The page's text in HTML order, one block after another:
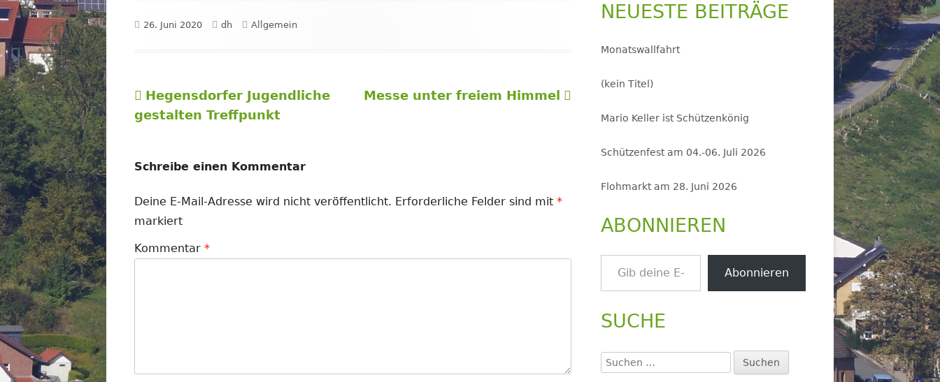
Veröffentlicht
26. Juni 2020 Autor
dh Kategorien
Allgemein
Beitragsnavigation
Vorheriger
Beitrag:
Hegensdorfer Jugendliche
gestalten Treffpunkt
Nächster
Messe unter freiem Himmel
Schreibe einen Kommentar
Deine E-Mail-Adresse wird nicht veröffentlicht. Erforderliche Felder sind mit *
markiert
Kommentar *
NEUESTE BEITRÄGE
Monatswallfahrt
(kein Titel)
Mario Keller ist Schützenkönig
Schützenfest am 04.-06. Juli 2026
Flohmarkt am 28. Juni 2026
ABONNIEREN
Gib deine E-Mail-Adresse ein ...
Abonnieren
SUCHE
Suchen
nach: